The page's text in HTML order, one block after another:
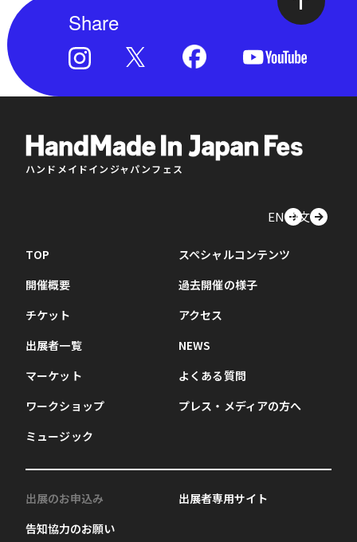
Share
ハンドメイドインジャパンフェス
EN中文
TOP
開催概要
チケット
出展者一覧
マーケット
ワークショップ
ミュージック
スペシャルコンテンツ
過去開催の様子
アクセス
NEWS
よくある質問
プレス・メディアの方へ
出展のお申込み
告知協力のお願い
出展者専用サイト